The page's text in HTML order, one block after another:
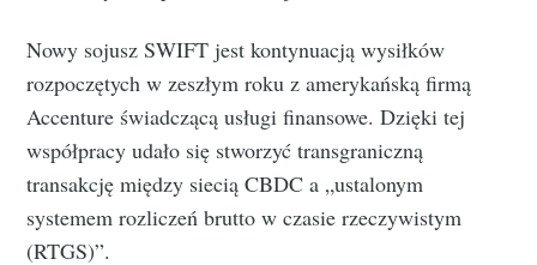
Nowy sojusz SWIFT jest kontynuacją wysiłków
rozpoczętych w zeszłym roku z amerykańską firmą
Accenture świadczącą usługi finansowe. Dzięki tej
współpracy udało się stworzyć transgraniczną
transakcję między siecią CBDC a „ustalonym
systemem rozliczeń brutto w czasie rzeczywistym
(RTGS)”.